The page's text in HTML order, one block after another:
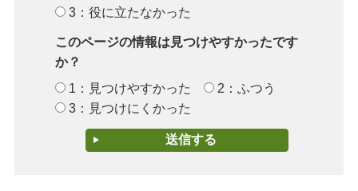
3：役に立たなかった
このページの情報は見つけやすかったです
か？
1：見つけやすかった
2：ふつう
3：見つけにくかった